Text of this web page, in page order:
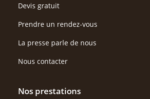
Devis gratuit
Prendre un rendez-vous
La presse parle de nous
Nous contacter
Nos prestations